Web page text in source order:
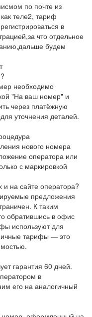
по почте из
теле2, тариф
в
что отдельное
будем
необходимо
"На ваш номер" и
через платёжную
уточнения деталей.
нового номера
оператора или
с маркировкой
на сайте оператора?
предложения
К таким
обратившись в офис
используют для
тарифы — это
гарантия 60 дней.
в
его на аналогичный